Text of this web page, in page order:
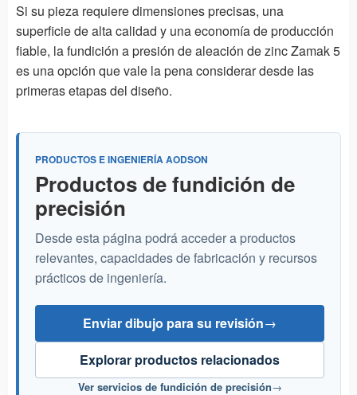
Si su pieza requiere dimensiones precisas, una
superficie de alta calidad y una economía de producción
fiable, la fundición a presión de aleación de zinc Zamak 5
es una opción que vale la pena considerar desde las
primeras etapas del diseño.
PRODUCTOS E INGENIERÍA AODSON
Productos de fundición de
precisión
Desde esta página podrá acceder a productos
relevantes, capacidades de fabricación y recursos
prácticos de ingeniería.
Enviar dibujo para su revisión→
Explorar productos relacionados
Ver servicios de fundición de precisión→